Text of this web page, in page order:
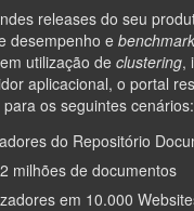
releases do seu
desempenho e benchmark
utilização declustering,
aplicacional, o portal
os seguintes cenários:
do Repositório
milhões de documentos
em 10.000